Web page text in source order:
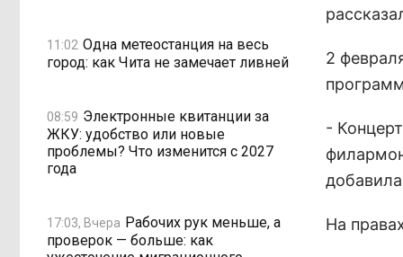
11:02 Одна метеостанция на весь
город: как Чита не замечает ливней
08:59 Электронные квитанции за
ЖКУ: удобство или новые
проблемы? Что изменится с 2027
года
17:03, Вчера Рабочих рук меньше, а
проверок — больше: как
2
-
На